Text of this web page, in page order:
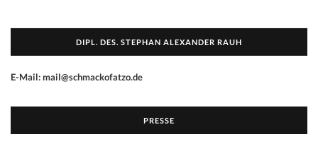
DIPL. DES. STEPHAN ALEXANDER RAUH
E-Mail: mail@schmackofatzo.de
PRESSE